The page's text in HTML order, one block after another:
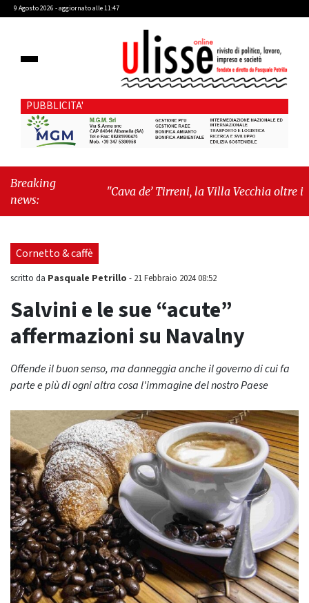
9 Agosto 2026 - aggiornato alle 11:47
PUBBLICITA'
Breaking
news:
"Cava de’ Tirreni, la Villa Vecchia oltre i
seduta consiliare: “Serve chiarezza!”"
Cornetto & caffè
scritto da Pasquale Petrillo - 21 Febbraio 2024 08:52
Salvini e le sue “acute”
affermazioni su Navalny
Offende il buon senso, ma danneggia anche il governo di cui fa
parte e più di ogni altra cosa l'immagine del nostro Paese